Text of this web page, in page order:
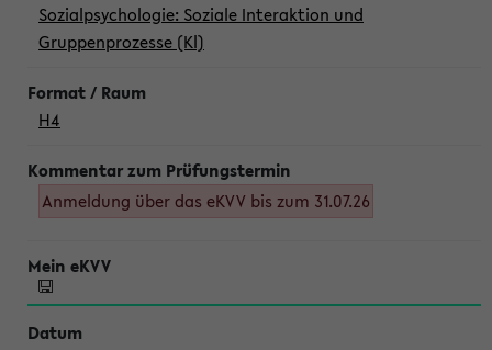
Sozialpsychologie: Soziale Interaktion und
Gruppenprozesse (Kl)
H4
Anmeldung über das eKVV bis zum 31.07.26